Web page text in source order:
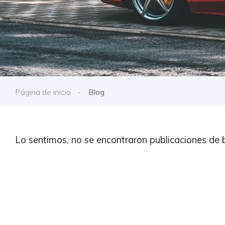
Página de inicio Blog
Lo sentimos, no se encontraron publicaciones de